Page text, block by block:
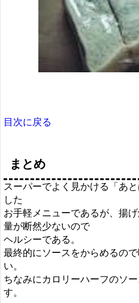
目次に戻る
まとめ
スーパーでよく見かける「あ
した
お手軽メニューであるが、揚
量が断然少ないので
ヘルシーである。
最終的にソースをからめるの
い。
ちなみにカロリーハーフのソ
す。